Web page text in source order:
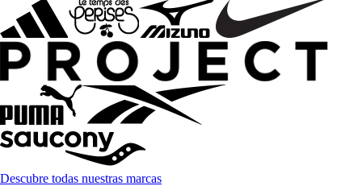
Descubre todas nuestras marcas